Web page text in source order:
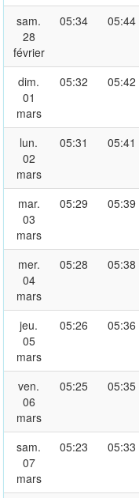
sam.
28
février
05:34 05:44
dim.
01
mars
05:32 05:42
lun.
02
mars
05:31 05:41
mar.
03
mars
05:29 05:39
mer.
04
mars
05:28 05:38
jeu.
05
mars
05:26 05:36
ven.
06
mars
05:25 05:35
sam.
07
mars
05:23 05:33